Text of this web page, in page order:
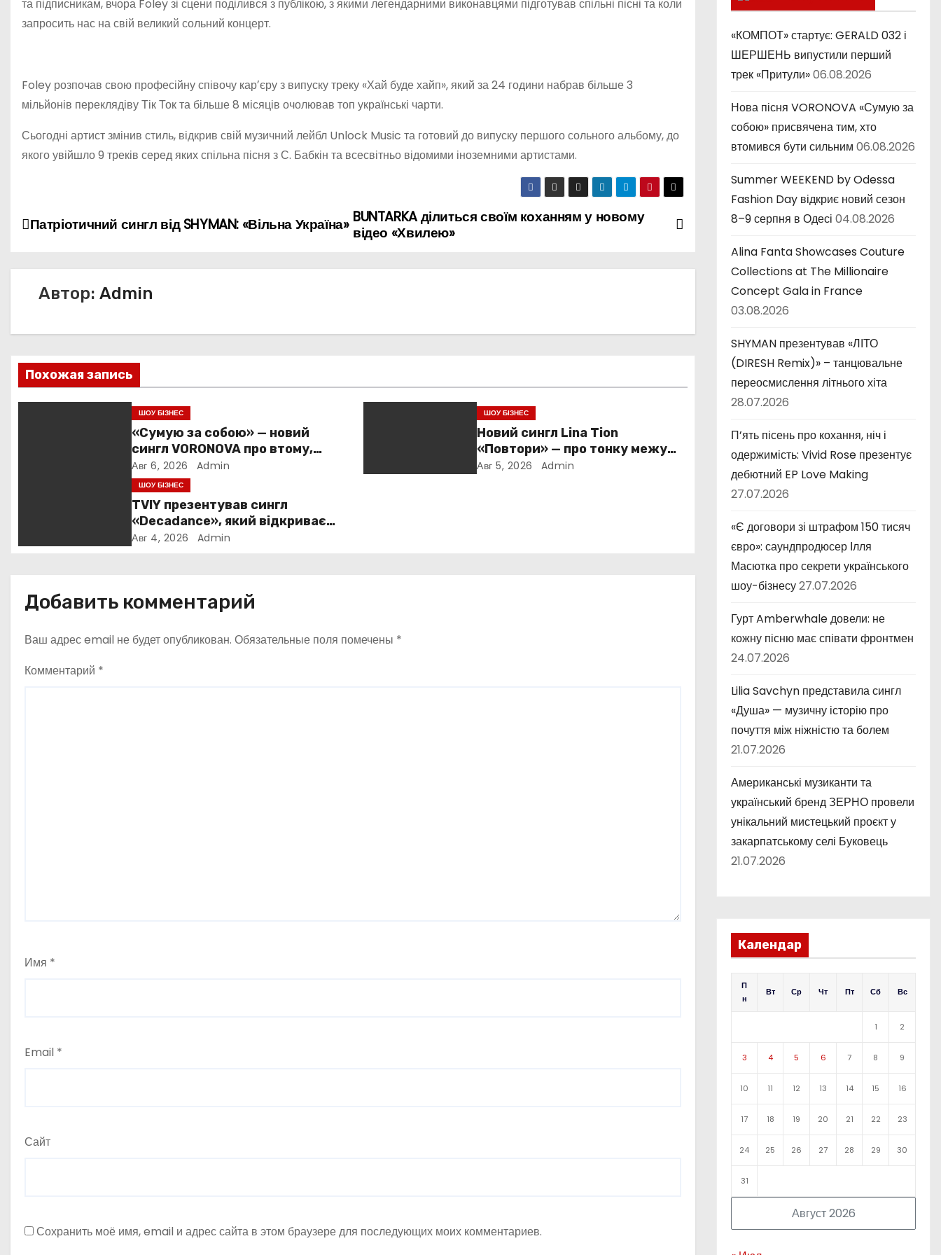
та підписникам, вчора Foley зі сцени поділився з публікою, з якими легендарними виконавцями підготував спільні пісні та коли
запросить нас на свій великий сольний концерт.
Foley розпочав свою професійну співочу карʼєру з випуску треку «Хай буде хайп», який за 24 години набрав більше 3
мільйонів переклядіву Тік Ток та більше 8 місяців очолював топ українські чарти.
Сьогодні артист змінив стиль, відкрив свій музичний лейбл Unlock Music та готовий до випуску першого сольного альбому, до
якого увійшло 9 треків серед яких спільна пісня з С. Бабкін та всесвітньо відомими іноземними артистами.
Н
г
а
ц
з
п
и
с
BUNTARKA ділиться своїм коханням у новому
відео «Хвилею»
Патріотичний сингл від SHYMAN: «Вільна Україна»
Автор: Admin
Похожая запись
ШОУ БІЗНЕС
«Сумую за собою» — новий
сингл VORONOVA про втому,
силу та повернення до себе
Авг 6, 2026 Admin
ШОУ БІЗНЕС
Новий сингл Lina Tion
«Повтори» — про тонку межу
між коханням, залежністю та
Авг 5, 2026 Admin
ШОУ БІЗНЕС
TVIY презентував сингл
«Decadance», який відкриває
нову сторінку українського
Авг 4, 2026 Admin
Добавить комментарий
Ваш адрес email не будет опубликован. Обязательные поля помечены *
Комментарий *
Имя *
Email *
Сайт
Сохранить моё имя, email и адрес сайта в этом браузере для последующих моих комментариев.
к
и
«КОМПОТ» стартує: GERALD 032 і
ШЕРШЕНЬ випустили перший
трек «Притули»06.08.2026
Нова пісня VORONOVA «Сумую за
собою» присвячена тим, хто
втомився бути сильним 06.08.2026
Summer WEEKEND by Odessa
Fashion Day відкриє новий сезон
8–9 серпня в Одесі 04.08.2026
Alina Fanta Showcases Couture
Collections at The Millionaire
Concept Gala in France
03.08.2026
SHYMAN презентував «ЛІТО
(DIRESH Remix)» – танцювальне
переосмислення літнього хіта
28.07.2026
П’ять пісень про кохання, ніч і
одержимість: Vivid Rose презентує
дебютний EP Love Making
27.07.2026
«Є договори зі штрафом 150 тисяч
євро»: саундпродюсер Ілля
Масютка про секрети українського
шоу-бізнесу27.07.2026
Гурт Amberwhale довели: не
кожну пісню має співати фронтмен
24.07.2026
Lilia Savchyn представила сингл
«Душа» — музичну історію про
почуття між ніжністю та болем
21.07.2026
Американські музиканти та
український бренд ЗЕРНО провели
унікальний мистецький проєкт у
закарпатському селі Буковець
21.07.2026
Календар
Август 2026
П
н
Вт Ср Чт Пт Сб Вс
1 2
3 4 5 6 7 8 9
10 11 12 13 14 15 16
17 18 19 20 21 22 23
24 25 26 27 28 29 30
31